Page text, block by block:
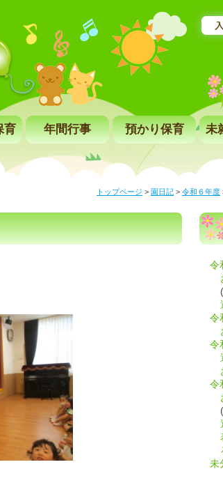
育 年間行事 預かり保育 未
トップページ > 園日記 > 令和６年度
令
令
令
令
未